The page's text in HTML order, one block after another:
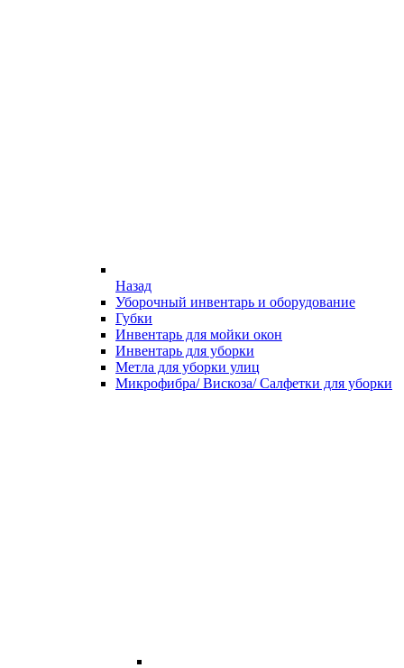
Назад
Уборочный инвентарь и оборудование
Губки
Инвентарь для мойки окон
Инвентарь для уборки
Метла для уборки улиц
Микрофибра/ Вискоза/ Салфетки для уборки